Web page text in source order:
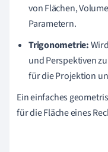
von Flächen,
Parametern.
Trigonometrie:
und Perspektiven
für die Projektion
Ein einfaches
für die Fläche eines